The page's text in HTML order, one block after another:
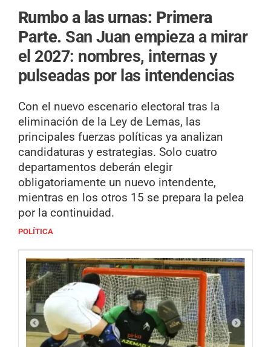
Rumbo a las urnas: Primera
Parte. San Juan empieza a mirar
el 2027: nombres, internas y
pulseadas por las intendencias
Con el nuevo escenario electoral tras la
eliminación de la Ley de Lemas, las
principales fuerzas políticas ya analizan
candidaturas y estrategias. Solo cuatro
departamentos deberán elegir
obligatoriamente un nuevo intendente,
mientras en los otros 15 se prepara la pelea
por la continuidad.
POLÍTICA